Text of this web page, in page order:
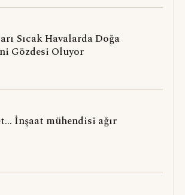
Sıcak Havalarda Doğa
Gözdesi Oluyor
İnşaat mühendisi ağır